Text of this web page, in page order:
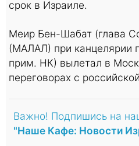
срок в Израиле.
Меир Бен-Шабат (глава
(МАЛАЛ) при канцелярии
прим. НК) вылетал в
переговорах с
Важно! Подпишись на
"Наше Кафе: Новости